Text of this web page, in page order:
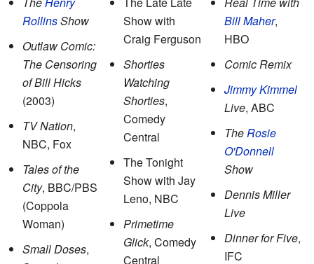
RollinsShow
Outlaw Comic:
The Censoring
of Bill Hicks
(2003)
TV Nation,
NBC, Fox
Tales of the
City, BBC/PBS
(Coppola
Woman)
Small Doses,
Show with
Craig Ferguson
Shorties
Watching
Shorties,
Comedy
Central
The Tonight
Show with Jay
Leno, NBC
Primetime
Glick, Comedy
Central
Bill Maher,
HBO
Comic Remix
Jimmy Kimmel
Live, ABC
TheRosie
O'Donnell
Show
Dennis Miller
Live
Dinner for Five,
IFC